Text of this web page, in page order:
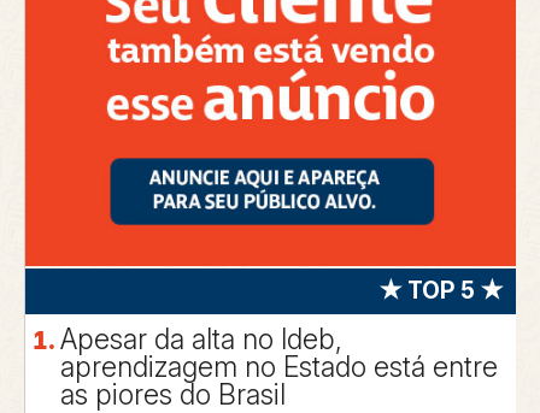
★ TOP 5 ★
Apesar da alta no Ideb,
aprendizagem no Estado está entre
as piores do Brasil